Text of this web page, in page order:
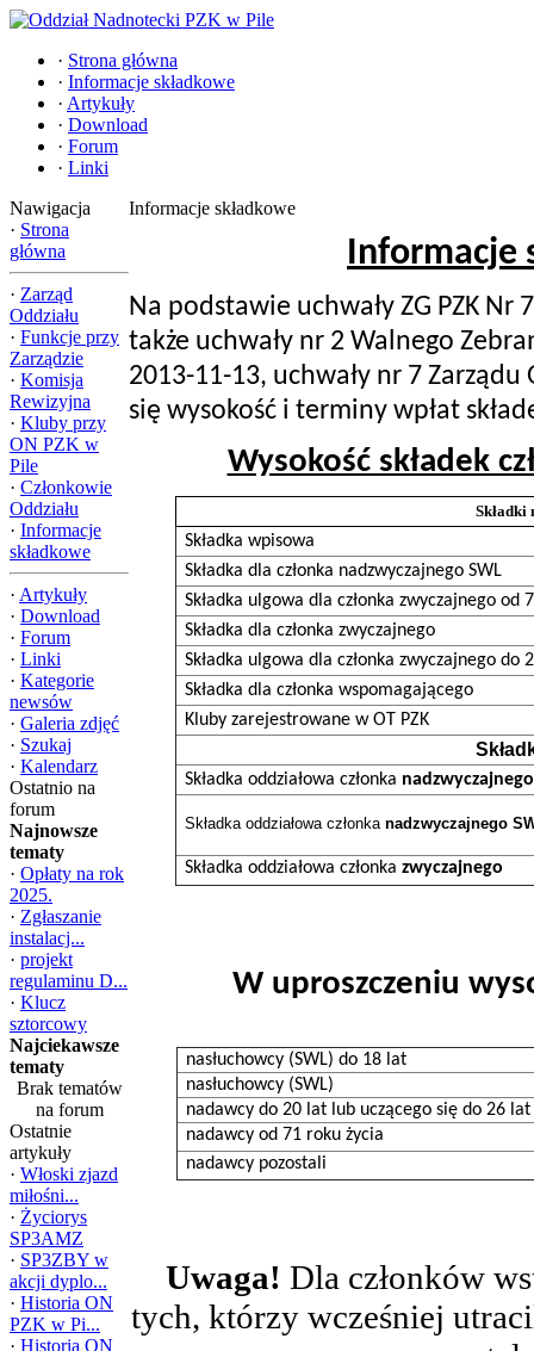
· Strona główna
· Informacje składkowe
· Artykuły
· Download
· Forum
· Linki
Nawigacja
· Strona
główna
· Zarząd
Oddziału
· Funkcje przy
Zarządzie
· Komisja
Rewizyjna
· Kluby przy
ON PZK w
Pile
· Członkowie
Oddziału
· Informacje
składkowe
· Artykuły
· Download
· Forum
· Linki
· Kategorie
newsów
· Galeria zdjęć
· Szukaj
· Kalendarz
Ostatnio na
forum
Najnowsze
tematy
· Opłaty na rok
2025.
· Zgłaszanie
instalacj...
· projekt
regulaminu D...
· Klucz
sztorcowy
Najciekawsze
tematy
Brak tematów
na forum
Ostatnie
artykuły
· Włoski zjazd
miłośni...
· Życiorys
SP3AMZ
· SP3ZBY w
akcji dyplo...
· Historia ON
PZK w Pi...
· Historia ON
Informacje składkowe
Informacje
Na podstawie uchwały ZG PZK
także uchwały nr 2 Walnego
2013-11-13, uchwały nr 7 Zarządu
się wysokość i terminy wpłat
Wysokość składek
Składki
Składka wpisowa
Składka dla członka nadzwyczajnego SWL
Składka ulgowa dla członka zwyczajnego od
Składka dla członka zwyczajnego
Składka ulgowa dla członka zwyczajnego
Składka dla członka wspomagającego
Kluby zarejestrowane w OT PZK
Składka oddziałowa członka
Składka oddziałowa członka nadzwyczajnego
Składka oddziałowa członka zwyczajnego
W uproszczeniu
nasłuchowcy (SWL) do 18 lat
nasłuchowcy (SWL)
nadawcy do 20 lat lub uczącego się do 26 lat
nadawcy od 71 roku życia
nadawcy pozostali
Uwaga! Dla członków
tych, którzy wcześniej